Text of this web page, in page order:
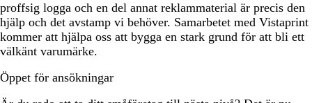
proffsig logga och en del annat reklammaterial är precis den
hjälp och det avstamp vi behöver. Samarbetet med Vistaprint
kommer att hjälpa oss att bygga en stark grund för att bli ett
välkänt varumärke.
Öppet för ansökningar